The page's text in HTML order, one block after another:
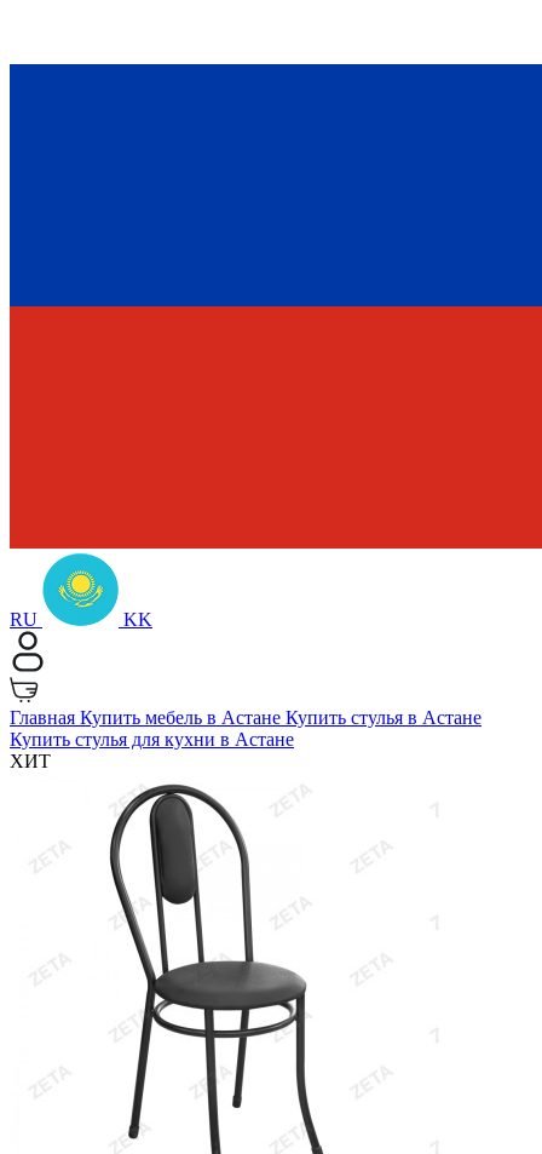
RU KK
Главная Купить мебель в Астане Купить стулья в Астане
Купить стулья для кухни в Астане
ХИТ